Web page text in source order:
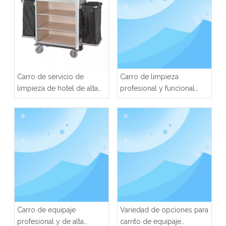
Carro de servicio de
limpieza de hotel de alta
calidad
Carro de limpieza
profesional y funcional
para hotel.
Carro de equipaje
profesional y de alta
Variedad de opciones para
carrito de equipaje